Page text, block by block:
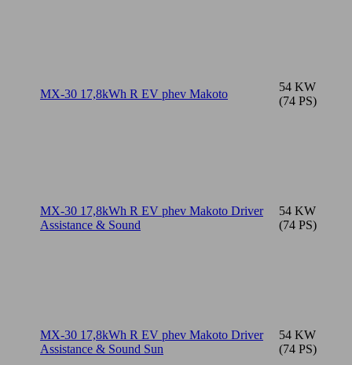
MX-30 17,8kWh R EV phev Makoto
54 KW
(74 PS)
MX-30 17,8kWh R EV phev Makoto Driver
Assistance & Sound
54 KW
(74 PS)
MX-30 17,8kWh R EV phev Makoto Driver
Assistance & Sound Sun
54 KW
(74 PS)